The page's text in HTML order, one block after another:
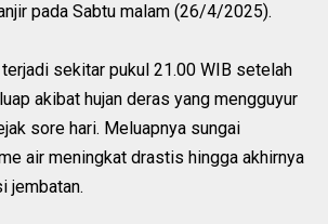
pada Sabtu malam (26/4/2025).
sekitar pukul 21.00 WIB setelah
akibat hujan deras yang mengguyur
sore hari. Meluapnya sungai
air meningkat drastis hingga akhirnya
jembatan.